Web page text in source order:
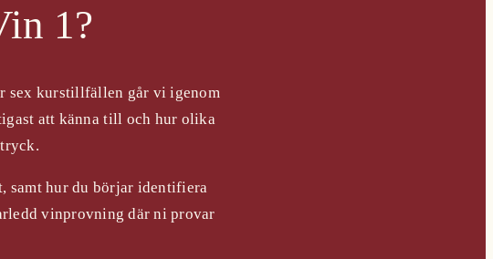
1?
sex kurstillfällen går vi igenom
att känna till och hur olika
samt hur du börjar identifiera
vinprovning där ni provar